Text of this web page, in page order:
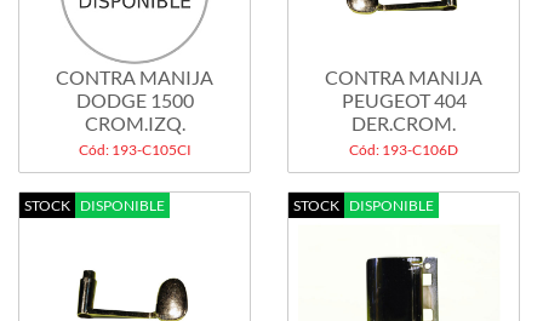
CONTRA MANIJA
DODGE 1500
CROM.IZQ.
Cód: 193-C105CI
CONTRA MANIJA
PEUGEOT 404
DER.CROM.
Cód: 193-C106D
STOCK DISPONIBLE STOCK DISPONIBLE